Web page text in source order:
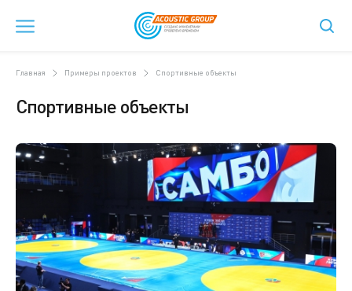
Главная Примеры проектов Спортивные объекты
Спортивные объекты